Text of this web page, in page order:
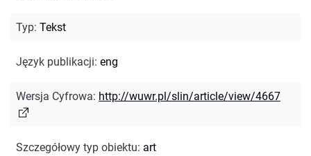
Typ: Tekst
Język publikacji: eng
Wersja Cyfrowa: http://wuwr.pl/slin/article/view/4667
Szczegółowy typ obiektu: art